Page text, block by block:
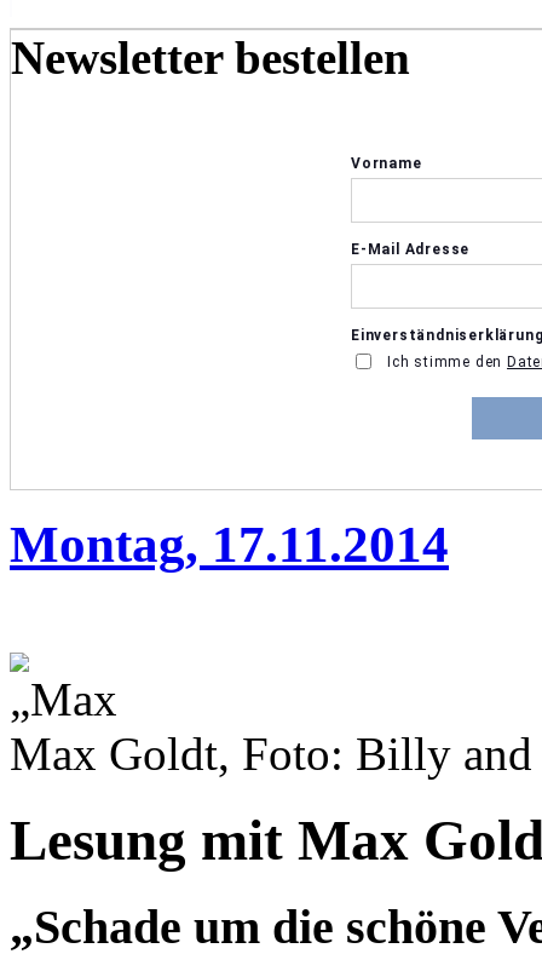
Newsletter bestellen
Montag, 17.11.2014
Max Goldt, Foto: Billy
Lesung mit Max
„Schade um die schöne